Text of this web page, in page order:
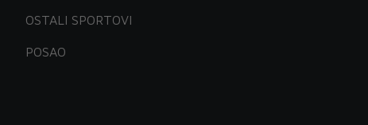
OSTALI SPORTOVI
POSAO